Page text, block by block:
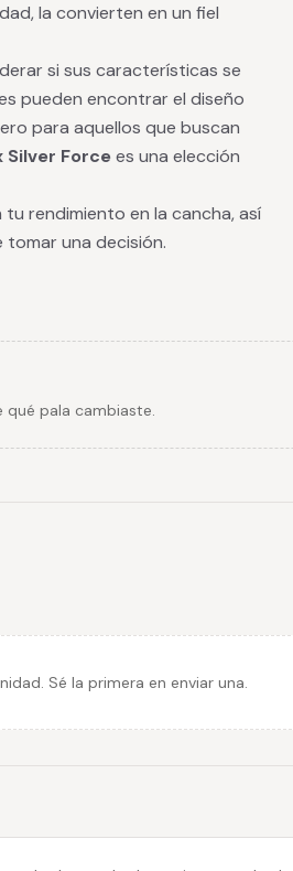
la convierten en un fiel
si sus características se
pueden encontrar el diseño
para aquellos que buscan
Silver Forcees una elección
rendimiento en la cancha, así
una decisión.
qué pala cambiaste.
Sé la primera en enviar una.